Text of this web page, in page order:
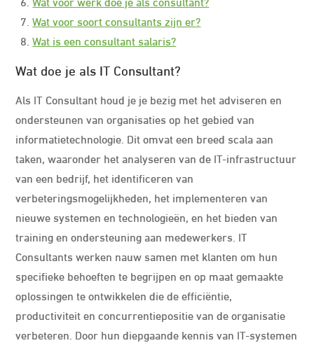
Wat voor soort consultants zijn er?
Wat is een consultant salaris?
Wat doe je als IT Consultant?
Als IT Consultant houd je je bezig met het adviseren en
ondersteunen van organisaties op het gebied van
informatietechnologie. Dit omvat een breed scala aan
taken, waaronder het analyseren van de IT-infrastructuur
van een bedrijf, het identificeren van
verbeteringsmogelijkheden, het implementeren van
nieuwe systemen en technologieën, en het bieden van
training en ondersteuning aan medewerkers. IT
Consultants werken nauw samen met klanten om hun
specifieke behoeften te begrijpen en op maat gemaakte
oplossingen te ontwikkelen die de efficiëntie,
productiviteit en concurrentiepositie van de organisatie
verbeteren. Door hun diepgaande kennis van IT-systemen